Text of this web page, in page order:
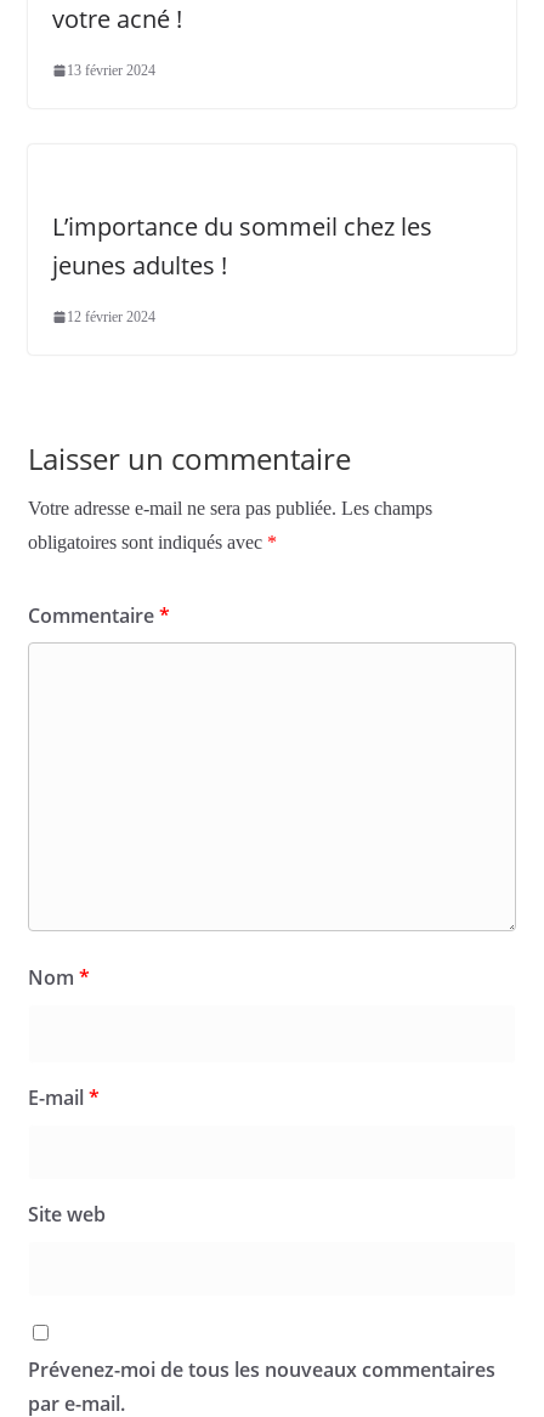
votre acné !
13 février 2024
L’importance du sommeil chez les
jeunes adultes !
12 février 2024
Laisser un commentaire
Votre adresse e-mail ne sera pas publiée. Les champs
obligatoires sont indiqués avec *
Commentaire*
Nom *
E-mail*
Site web
Prévenez-moi de tous les nouveaux commentaires
par e-mail.